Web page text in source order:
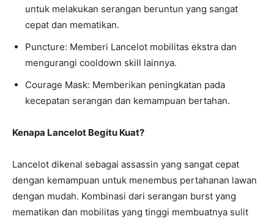
untuk melakukan serangan beruntun yang sangat
cepat dan mematikan.
Puncture: Memberi Lancelot mobilitas ekstra dan
mengurangi cooldown skill lainnya.
Courage Mask: Memberikan peningkatan pada
kecepatan serangan dan kemampuan bertahan.
Kenapa Lancelot Begitu Kuat?
Lancelot dikenal sebagai assassin yang sangat cepat
dengan kemampuan untuk menembus pertahanan lawan
dengan mudah. Kombinasi dari serangan burst yang
mematikan dan mobilitas yang tinggi membuatnya sulit